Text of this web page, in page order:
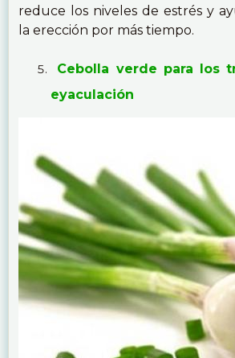
reduce los niveles de estrés y
la erección por más tiempo.
Cebolla verde para los
eyaculación